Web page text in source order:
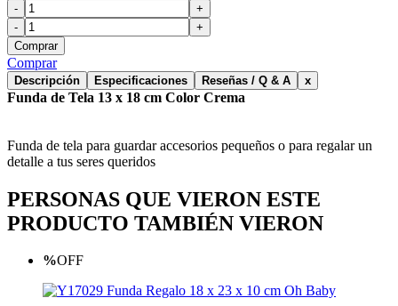
-
+
-
+
Comprar
Comprar
Descripción Especificaciones Reseñas / Q & A x
Funda de Tela 13 x 18 cm Color Crema
Funda de tela para guardar accesorios pequeños o para regalar un
detalle a tus seres queridos
PERSONAS QUE VIERON ESTE
PRODUCTO TAMBIÉN VIERON
%OFF
Funda Regalo 18 x 23 x 10 cm Oh Baby